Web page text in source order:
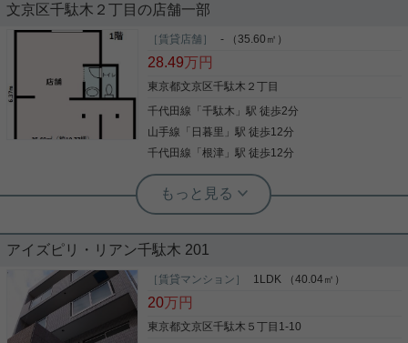
お手頃家賃の２ＬＤＫが登場 メゾネットタイプで居
室もゆったりした造りです。 余計な梁や柱が無くス
ッキリご使用できます。
文京区千駄木２丁目の店舗一部
［賃貸店舗］ - （35.60㎡）
28.49万円
東京都文京区千駄木２丁目
千代田線 「千駄木 」駅 徒歩2分
山手線 「 日暮里 」駅 徒歩12分
千代田線 「根津 」駅 徒歩12分
根津駅前センター（実用根津ホーム株式会社 根津駅前センター） スタ
ッフ小西
飲食店相談可能（業種相談）
千駄木駅２分の裏路地から店舗物件の募集 トイレ・
洗面台以外はスケルトン渡しとなります。 ※業種相
談
アイズピリ・リアン千駄木 201
［賃貸マンション］ 1LDK （40.04㎡）
20万円
東京都文京区千駄木５丁目1-10